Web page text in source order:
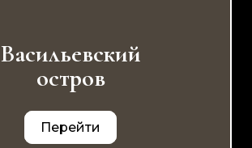
Васильевский
остров
Перейти